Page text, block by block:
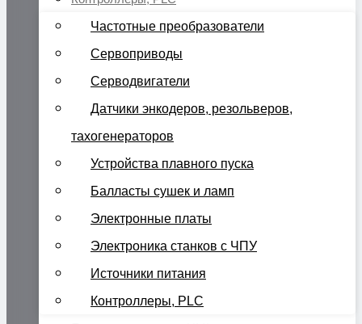
Частотные преобразователи
Сервоприводы
Серводвигатели
Датчики энкодеров, резольверов,
тахогенераторов
Устройства плавного пуска
Балласты сушек и ламп
Электронные платы
Электроника станков с ЧПУ
Источники питания
Контроллеры, PLC